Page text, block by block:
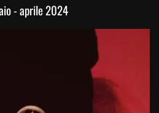
- aprile 2024